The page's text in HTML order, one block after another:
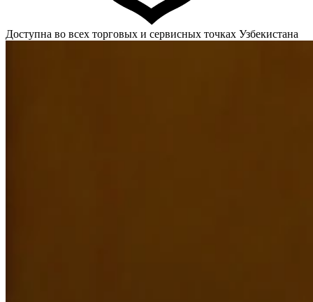
Доступна во всех торговых и сервисных точках Узбекистана